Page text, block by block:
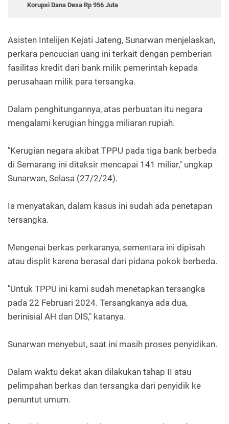
Korupsi Dana Desa Rp 956 Juta
Asisten Intelijen Kejati Jateng, Sunarwan menjelaskan,
perkara pencucian uang ini terkait dengan pemberian
fasilitas kredit dari bank milik pemerintah kepada
perusahaan milik para tersangka.
Dalam penghitungannya, atas perbuatan itu negara
mengalami kerugian hingga miliaran rupiah.
"Kerugian negara akibat TPPU pada tiga bank berbeda
di Semarang ini ditaksir mencapai 141 miliar," ungkap
Sunarwan, Selasa (27/2/24).
Ia menyatakan, dalam kasus ini sudah ada penetapan
tersangka.
Mengenai berkas perkaranya, sementara ini dipisah
atau displit karena berasal dari pidana pokok berbeda.
"Untuk TPPU ini kami sudah menetapkan tersangka
pada 22 Februari 2024. Tersangkanya ada dua,
berinisial AH dan DIS," katanya.
Sunarwan menyebut, saat ini masih proses penyidikan.
Dalam waktu dekat akan dilakukan tahap II atau
pelimpahan berkas dan tersangka dari penyidik ke
penuntut umum.